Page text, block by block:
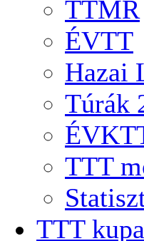
TTMR
ÉVTT
Hazai
Túrák
TTT
TTT kupa